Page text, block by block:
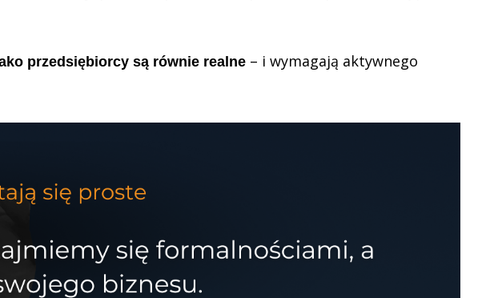
przedsiębiorcy są równie realne – i wymagają aktywnego